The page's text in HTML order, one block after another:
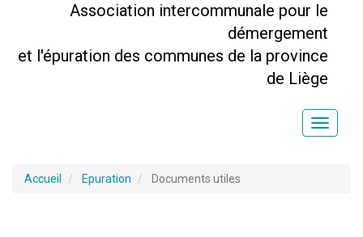
Association intercommunale pour le
démergement
et l'épuration des communes de la province
de Liège
Toggle
Accueil Epuration Documents utiles